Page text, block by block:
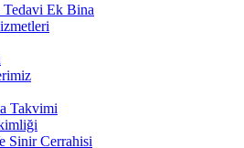
Ek Bina
Takvimi
Sinir Cerrahisi